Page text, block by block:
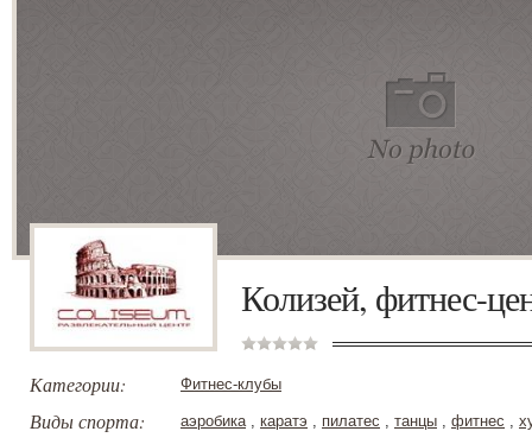
Колизей, фитнес-
Категории: Фитнес-клубы
Виды спорта: аэробика, каратэ , пилатес , танцы , фитнес ,